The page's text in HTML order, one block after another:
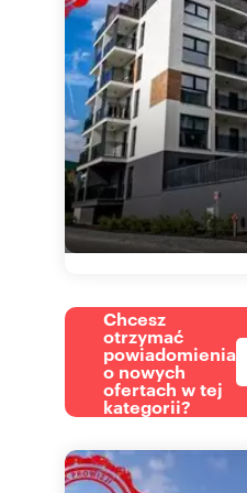
Chcesz
otrzymać
powiadomienia
o nowych
ofertach w tej
kategorii?